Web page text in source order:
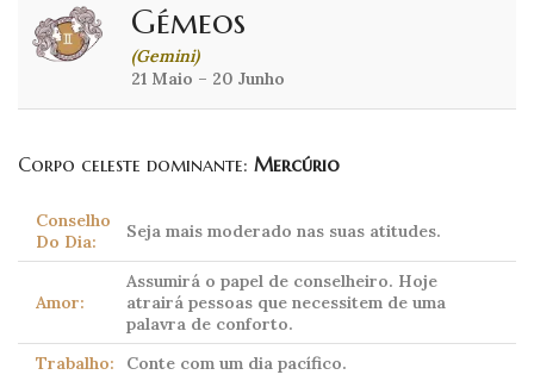
Gémeos
(Gemini)
21 Maio – 20 Junho
Corpo celeste dominante: Mercúrio
Conselho
Do Dia:
Seja mais moderado nas suas atitudes.
Amor:
Assumirá o papel de conselheiro. Hoje
atrairá pessoas que necessitem de uma
palavra de conforto.
Trabalho:
Conte com um dia pacífico.